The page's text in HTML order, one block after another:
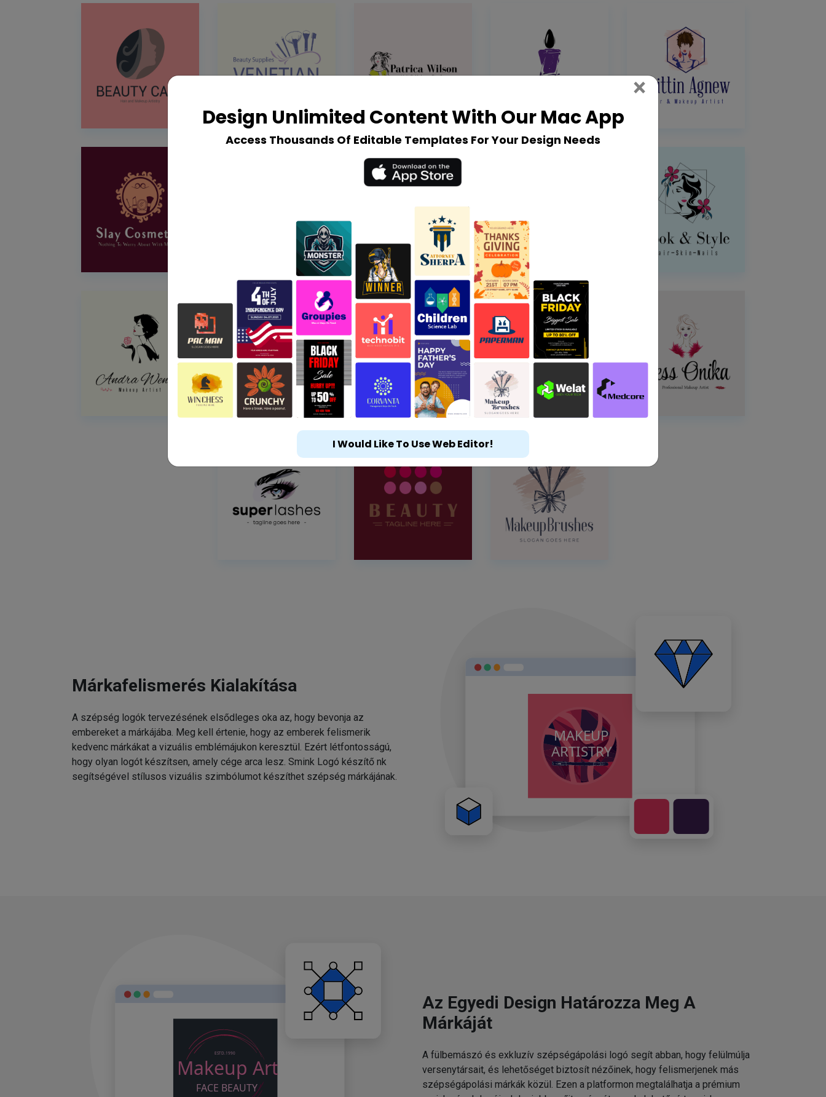
Márkafelismerés Kialakítása
A szépség logók tervezésének elsődleges oka az, hogy bevonja az
embereket a márkájába. Meg kell értenie, hogy az emberek felismerik
kedvenc márkákat a vizuális emblémájukon keresztül. Ezért létfontosságú,
hogy olyan logót készítsen, amely cége arca lesz. Smink Logó készítő nk
segítségével stílusos vizuális szimbólumot készíthet szépség márkájának.
Az Egyedi Design Határozza Meg A
Márkáját
A fülbemászó és exkluzív szépségápolási logó segít abban, hogy felülmúlja
versenytársait, és lehetőséget biztosít nézőinek, hogy felismerjenek más
szépségápolási márkák közül. Ezen a platformon megtalálhatja a prémium
Design Unlimited Content With Our Mac App
Access Thousands Of Editable Templates For Your Design Needs
× Close
I Would Like To Use Web Editor!